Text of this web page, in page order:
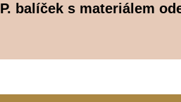
balíček s materiálem